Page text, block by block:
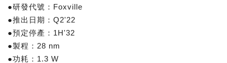
●研發代號：Foxville
●推出日期：Q2'22
●預定停產：1H'32
●製程：28 nm
●功耗：1.3 W